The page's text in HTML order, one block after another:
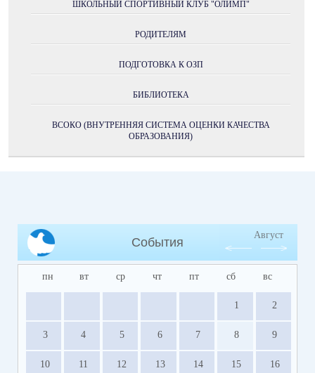
ШКОЛЬНЫЙ СПОРТИВНЫЙ КЛУБ "ОЛИМП"
РОДИТЕЛЯМ
ПОДГОТОВКА К ОЗП
БИБЛИОТЕКА
ВСОКО (ВНУТРЕННЯЯ СИСТЕМА ОЦЕНКИ КАЧЕСТВА
ОБРАЗОВАНИЯ)
События
Август
пн вт ср чт пт сб вс
1 2
3 4 5 6 7 8 9
10 11 12 13 14 15 16